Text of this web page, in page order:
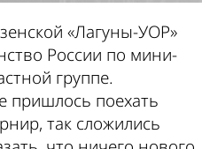
«Лагуны-УОР»
России по мини-
группе.
пришлось поехать
так сложились